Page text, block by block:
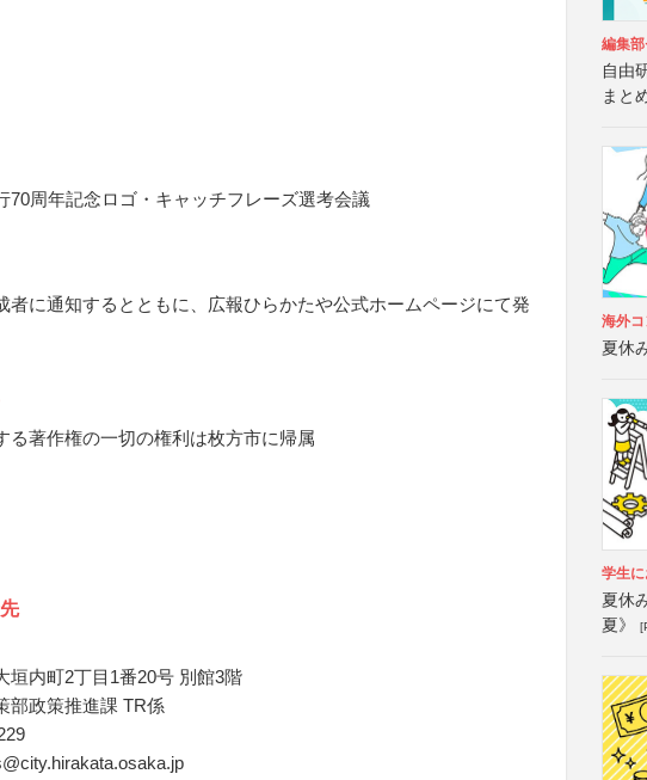
70周年記念ロゴ・キャッチフレーズ選考会議
者に通知するとともに、広報ひらかたや公式ホームページにて発
る著作権の一切の権利は枚方市に帰属
垣内町2丁目1番20号 別館3階
部政策推進課 TR係
編集部
自由
まと
海外
夏休
学生
夏休
夏》